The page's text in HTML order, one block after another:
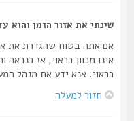
שינתי את אזור הזמן והוא עדין
אם אתה בטוח שהגדרת את אזור
אינו מכוון כראוי, אז כנראה
כראוי. אנא ידע את מנהל
חזור למעלה